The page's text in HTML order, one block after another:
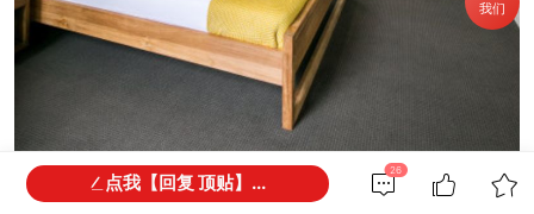
我们
26
点我【回复 顶贴】...